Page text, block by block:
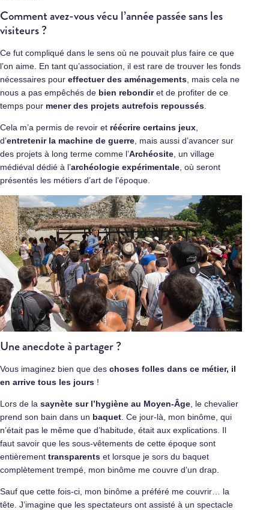
Comment avez-vous vécu l’année passée sans les
visiteurs ?
Ce fut compliqué dans le sens où ne pouvait plus faire ce que
l’on aime. En tant qu’association, il est rare de trouver les fonds
nécessaires pour effectuer des aménagements , mais cela ne
nous a pas empêchés de bien rebondiret de profiter de ce
temps pour mener des projets autrefois repoussés
Cela m’a permis de revoir et réécrire certains jeux
d’entretenir la machine de guerre , mais aussi d’avancer sur
des projets à long terme comme l’Archéosite , un village
médiéval dédié à l’archéologie expérimentale , où seront
présentés les métiers d’art de l’époque.
Une anecdote à partager ?
Vous imaginez bien que des choses folles dans ce métier, il
en arrive tous les jours !
Lors de la saynète sur l’hygiène au Moyen-Âge , le chevalier
prend son bain dans un baquet . Ce jour-là, mon binôme, qui
n’était pas le même que d’habitude, était aux explications. Il
faut savoir que les sous-vêtements de cette époque sont
entièrement transparents et lorsque je sors du baquet
complètement trempé, mon binôme me couvre d’un drap.
Sauf que cette fois-ci, mon binôme a préféré me couvrir… la
tête. J’imagine que les spectateurs ont assisté à un spectacle